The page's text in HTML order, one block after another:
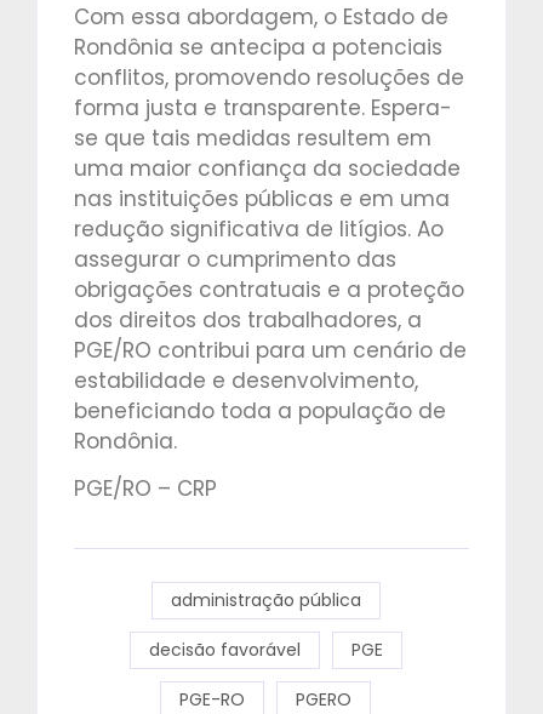
Com essa abordagem, o Estado de
Rondônia se antecipa a potenciais
conflitos, promovendo resoluções de
forma justa e transparente. Espera-
se que tais medidas resultem em
uma maior confiança da sociedade
nas instituições públicas e em uma
redução significativa de litígios. Ao
assegurar o cumprimento das
obrigações contratuais e a proteção
dos direitos dos trabalhadores, a
PGE/RO contribui para um cenário de
estabilidade e desenvolvimento,
beneficiando toda a população de
Rondônia.
PGE/RO – CRP
administração pública
decisão favorável PGE
PGE-RO PGERO